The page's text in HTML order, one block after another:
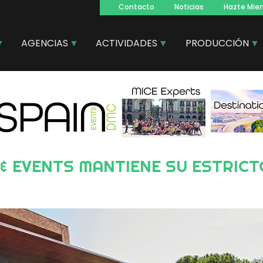
Navegacion
principal
Contacto Noticias Hazte
AGENCIAS ACTIVIDADES PRODUCCIÓN